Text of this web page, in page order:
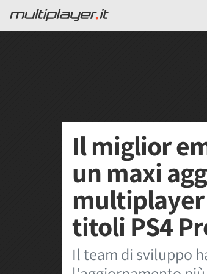
Il miglior
un maxi
titoli PS4
Il team di sviluppo